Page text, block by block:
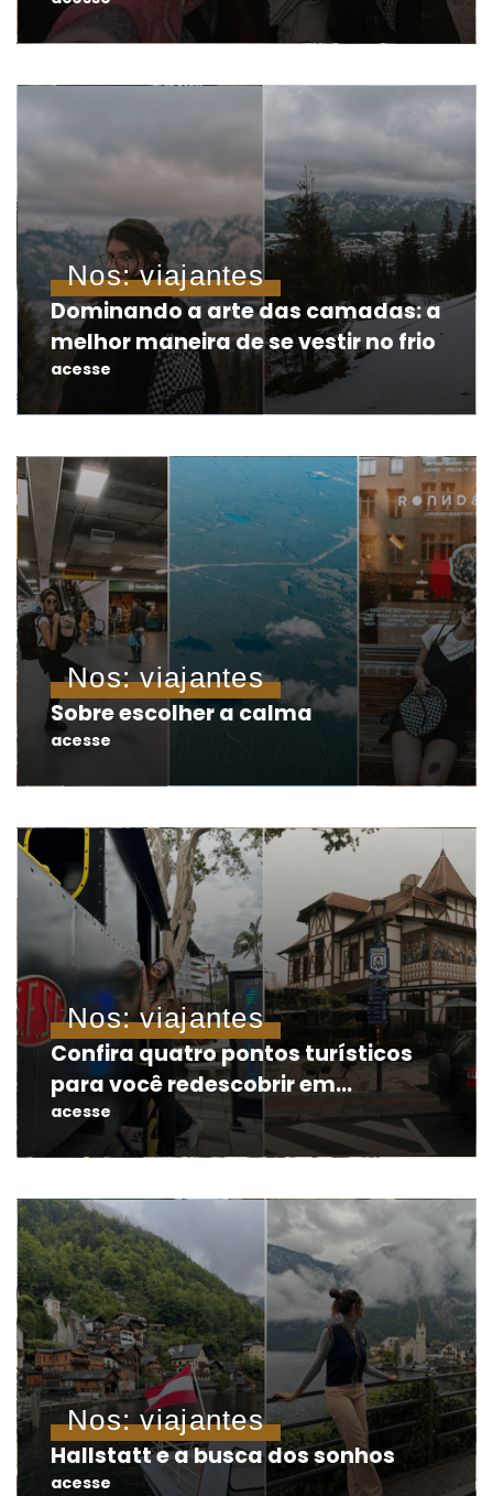
Nos: viajantes
Dominando a arte das camadas: a
melhor maneira de se vestir no frio
acesse
Nos: viajantes
Sobre escolher a calma
acesse
Nos: viajantes
Confira quatro pontos turísticos
para você redescobrir em
Blumenau
acesse
Nos: viajantes
Hallstatt e a busca dos sonhos
acesse